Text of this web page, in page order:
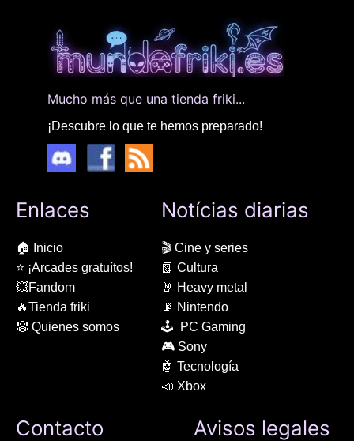
Mucho más que una tienda friki...
¡Descubre lo que te hemos preparado!
Enlaces
🏠 Inicio
⭐ ¡Arcades gratuítos!
💥Fandom
🔥Tienda friki
🤡 Quienes somos
Notícias diarias
🎬 Cine y series
📗 Cultura
🤘 Heavy metal
📡 Nintendo
🕹 PC Gaming
🎮 Sony
🤖 Tecnología
📣 Xbox
Contacto Avisos legales